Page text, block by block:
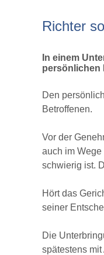
Richter
In einem
persönlichen
Den
Betroffenen.
Vor der
auch im
schwierig ist.
Hört das
seiner
Die
spätestens